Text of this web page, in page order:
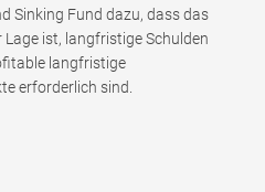
Sinking Fund dazu, dass das
ist, langfristige Schulden
langfristige
erforderlich sind.